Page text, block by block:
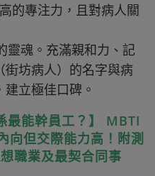
的專注力，且對病人關
靈魂。充滿親和力、記
坊病人）的名字與病
立極佳口碑。
最能幹員工？】 MBTI
向但交際能力高！附測
職業及最契合同事